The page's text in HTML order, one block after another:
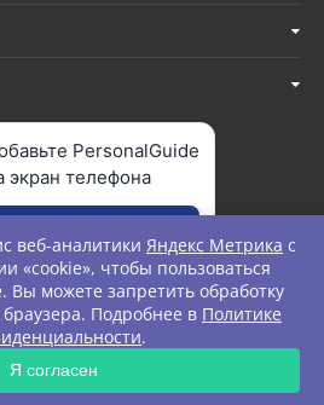
PersonalGuide
экран телефона
All rights Reserved.
веб-аналитики Яндекс Метрика с
«cookie», чтобы пользоваться
Вы можете запретить обработку
Подробнее в Политике
.
Я согласен